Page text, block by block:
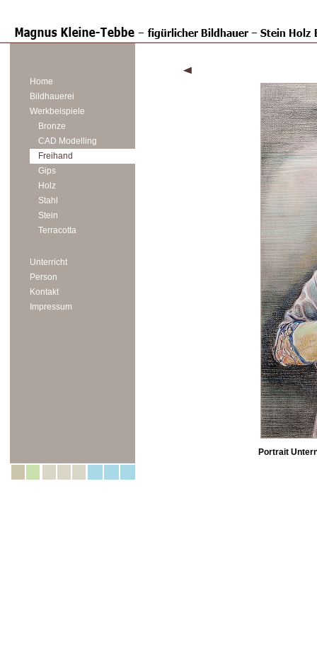
Home
Bildhauerei
Werkbeispiele
Bronze
CAD Modelling
Freihand
Gips
Holz
Stahl
Stein
Terracotta
Unterricht
Person
Kontakt
Impressum
Portrait